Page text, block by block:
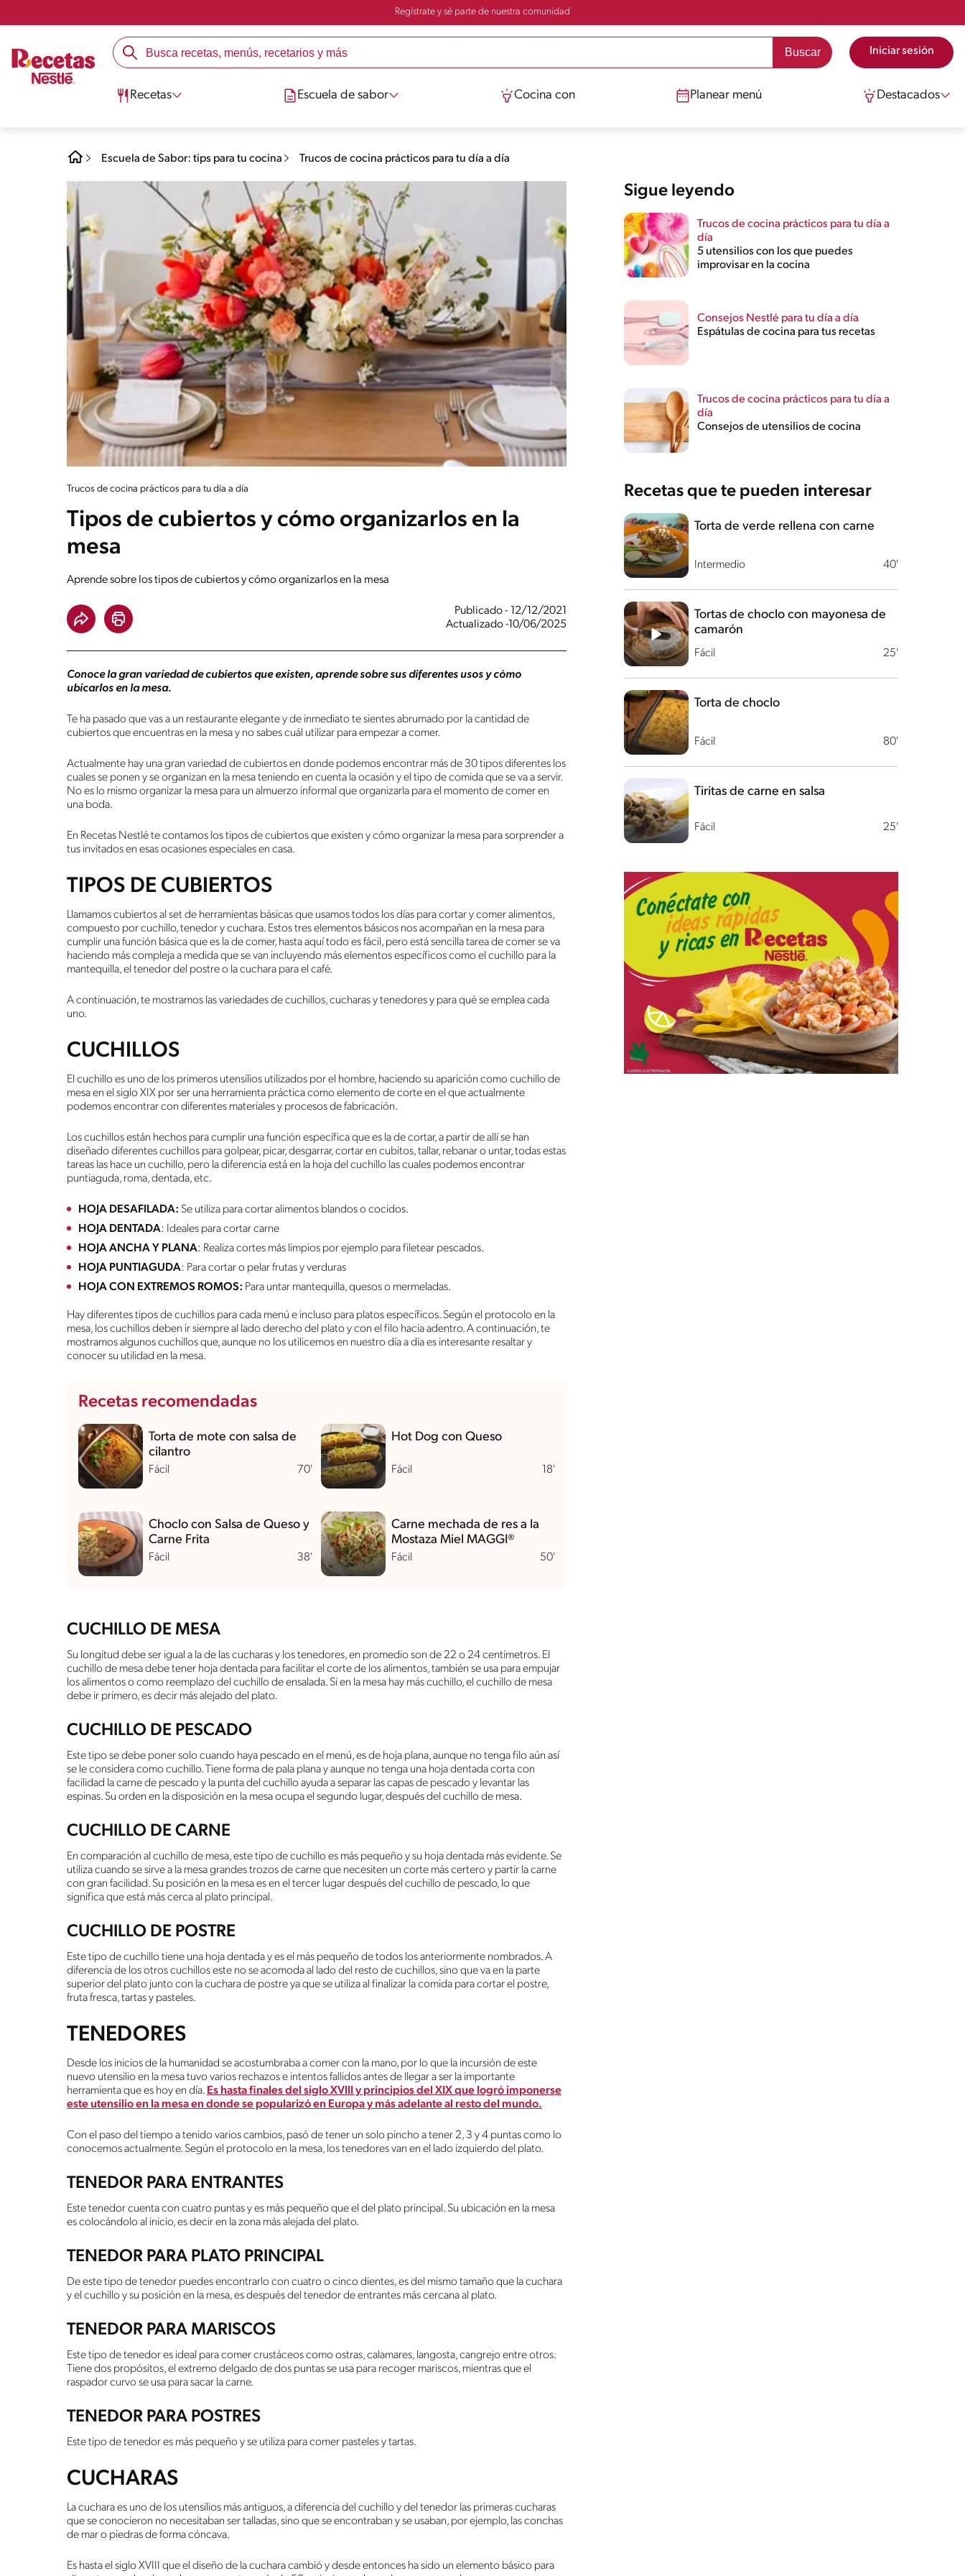
Regístrate y sé parte de nuestra comunidad
Iniciar sesión
Recetas Escuela de sabor Cocina con Planear menú Destacados
Escuela de Sabor: tips para tu cocina Trucos de cocina prácticos para tu día a día
Trucos de cocina prácticos para tu día a día
Tipos de cubiertos y cómo organizarlos en la
mesa
Aprende sobre los tipos de cubiertos y cómo organizarlos en la mesa
Publicado - 12/12/2021
Actualizado -10/06/2025
Conoce la gran variedad de cubiertos que existen, aprende sobre sus diferentes usos y cómo
ubicarlos en la mesa.
Te ha pasado que vas a un restaurante elegante y de inmediato te sientes abrumado por la cantidad de
cubiertos que encuentras en la mesa y no sabes cuál utilizar para empezar a comer.
Actualmente hay una gran variedad de cubiertos en donde podemos encontrar más de 30 tipos diferentes los
cuales se ponen y se organizan en la mesa teniendo en cuenta la ocasión y el tipo de comida que se va a servir.
No es lo mismo organizar la mesa para un almuerzo informal que organizarla para el momento de comer en
una boda.
En Recetas Nestlé te contamos los tipos de cubiertos que existen y cómo organizar la mesa para sorprender a
tus invitados en esas ocasiones especiales en casa.
TIPOS DE CUBIERTOS
Llamamos cubiertos al set de herramientas básicas que usamos todos los días para cortar y comer alimentos,
compuesto por cuchillo, tenedor y cuchara. Estos tres elementos básicos nos acompañan en la mesa para
cumplir una función básica que es la de comer, hasta aquí todo es fácil, pero está sencilla tarea de comer se va
haciendo más compleja a medida que se van incluyendo más elementos específicos como el cuchillo para la
mantequilla, el tenedor del postre o la cuchara para el café.
A continuación, te mostramos las variedades de cuchillos, cucharas y tenedores y para qué se emplea cada
uno.
CUCHILLOS
El cuchillo es uno de los primeros utensilios utilizados por el hombre, haciendo su aparición como cuchillo de
mesa en el siglo XIX por ser una herramienta práctica como elemento de corte en el que actualmente
podemos encontrar con diferentes materiales y procesos de fabricación.
Los cuchillos están hechos para cumplir una función específica que es la de cortar, a partir de allí se han
diseñado diferentes cuchillos para golpear, picar, desgarrar, cortar en cubitos, tallar, rebanar o untar, todas estas
tareas las hace un cuchillo, pero la diferencia está en la hoja del cuchillo las cuales podemos encontrar
puntiaguda, roma, dentada, etc.
HOJA DESAFILADA: Se utiliza para cortar alimentos blandos o cocidos.
HOJA DENTADA: Ideales para cortar carne
HOJA ANCHA Y PLANA: Realiza cortes más limpios por ejemplo para filetear pescados.
HOJA PUNTIAGUDA: Para cortar o pelar frutas y verduras
HOJA CON EXTREMOS ROMOS: Para untar mantequilla, quesos o mermeladas.
Hay diferentes tipos de cuchillos para cada menú e incluso para platos específicos. Según el protocolo en la
mesa, los cuchillos deben ir siempre al lado derecho del plato y con el filo hacia adentro. A continuación, te
mostramos algunos cuchillos que, aunque no los utilicemos en nuestro día a día es interesante resaltar y
conocer su utilidad en la mesa.
Recetas recomendadas
Fácil 70'
Torta de mote con salsa de
cilantro
Fácil 18'
Hot Dog con Queso
Fácil 38'
Choclo con Salsa de Queso y
Carne Frita
Fácil 50'
Carne mechada de res a la
Mostaza Miel MAGGI®
CUCHILLO DE MESA
Su longitud debe ser igual a la de las cucharas y los tenedores, en promedio son de 22 o 24 centímetros. El
cuchillo de mesa debe tener hoja dentada para facilitar el corte de los alimentos, también se usa para empujar
los alimentos o como reemplazo del cuchillo de ensalada. Si en la mesa hay más cuchillo, el cuchillo de mesa
debe ir primero, es decir más alejado del plato.
CUCHILLO DE PESCADO
Este tipo se debe poner solo cuando haya pescado en el menú, es de hoja plana, aunque no tenga filo aún así
se le considera como cuchillo. Tiene forma de pala plana y aunque no tenga una hoja dentada corta con
facilidad la carne de pescado y la punta del cuchillo ayuda a separar las capas de pescado y levantar las
espinas. Su orden en la disposición en la mesa ocupa el segundo lugar, después del cuchillo de mesa.
CUCHILLO DE CARNE
En comparación al cuchillo de mesa, este tipo de cuchillo es más pequeño y su hoja dentada más evidente. Se
utiliza cuando se sirve a la mesa grandes trozos de carne que necesiten un corte más certero y partir la carne
con gran facilidad. Su posición en la mesa es en el tercer lugar después del cuchillo de pescado, lo que
significa que está más cerca al plato principal.
CUCHILLO DE POSTRE
Este tipo de cuchillo tiene una hoja dentada y es el más pequeño de todos los anteriormente nombrados. A
diferencia de los otros cuchillos este no se acomoda al lado del resto de cuchillos, sino que va en la parte
superior del plato junto con la cuchara de postre ya que se utiliza al finalizar la comida para cortar el postre,
fruta fresca, tartas y pasteles.
TENEDORES
Desde los inicios de la humanidad se acostumbraba a comer con la mano, por lo que la incursión de este
nuevo utensilio en la mesa tuvo varios rechazos e intentos fallidos antes de llegar a ser la importante
herramienta que es hoy en día. Es hasta finales del siglo XVIII y principios del XIX que logró imponerse
este utensilio en la mesa en donde se popularizó en Europa y más adelante al resto del mundo.
Con el paso del tiempo a tenido varios cambios, pasó de tener un solo pincho a tener 2, 3 y 4 puntas como lo
conocemos actualmente. Según el protocolo en la mesa, los tenedores van en el lado izquierdo del plato.
TENEDOR PARA ENTRANTES
Este tenedor cuenta con cuatro puntas y es más pequeño que el del plato principal. Su ubicación en la mesa
es colocándolo al inicio, es decir en la zona más alejada del plato.
TENEDOR PARA PLATO PRINCIPAL
De este tipo de tenedor puedes encontrarlo con cuatro o cinco dientes, es del mismo tamaño que la cuchara
y el cuchillo y su posición en la mesa, es después del tenedor de entrantes más cercana al plato.
TENEDOR PARA MARISCOS
Este tipo de tenedor es ideal para comer crustáceos como ostras, calamares, langosta, cangrejo entre otros.
Tiene dos propósitos, el extremo delgado de dos puntas se usa para recoger mariscos, mientras que el
raspador curvo se usa para sacar la carne.
TENEDOR PARA POSTRES
Este tipo de tenedor es más pequeño y se utiliza para comer pasteles y tartas.
CUCHARAS
La cuchara es uno de los utensilios más antiguos, a diferencia del cuchillo y del tenedor las primeras cucharas
que se conocieron no necesitaban ser talladas, sino que se encontraban y se usaban, por ejemplo, las conchas
de mar o piedras de forma cóncava.
Es hasta el siglo XVIII que el diseño de la cuchara cambió y desde entonces ha sido un elemento básico para
Sigue leyendo
Trucos de cocina prácticos para tu día a
día
5 utensilios con los que puedes
improvisar en la cocina
Consejos Nestlé para tu día a día
Espátulas de cocina para tus recetas
Trucos de cocina prácticos para tu día a
día
Consejos de utensilios de cocina
Recetas que te pueden interesar
Intermedio 40'
Torta de verde rellena con carne
Fácil 25'
Tortas de choclo con mayonesa de
camarón
Fácil 80'
Torta de choclo
Fácil 25'
Tiritas de carne en salsa